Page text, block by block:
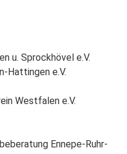
u. Sprockhövel e.V.
Hattingen e.V.
Westfalen e.V.
Ennepe-Ruhr-